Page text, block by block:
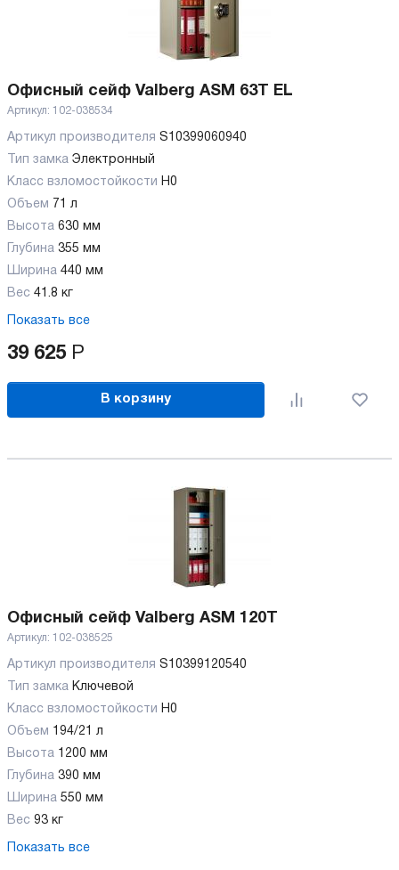
Офисный сейф Valberg ASM 63T EL
Артикул: 102-038534
Артикул производителя S10399060940
Тип замка Электронный
Класс взломостойкости H0
Объем 71 л
Высота 630 мм
Глубина 355 мм
Ширина 440 мм
Вес 41.8 кг
Показать все
39 625 Р
В корзину
Офисный сейф Valberg ASM 120T
Артикул: 102-038525
Артикул производителя S10399120540
Тип замка Ключевой
Класс взломостойкости H0
Объем 194/21 л
Высота 1200 мм
Глубина 390 мм
Ширина 550 мм
Вес 93 кг
Показать все